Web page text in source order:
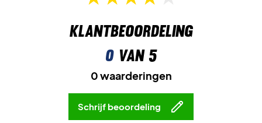
Klantbeoordeling
0van 5
0 waarderingen
Schrijf beoordeling